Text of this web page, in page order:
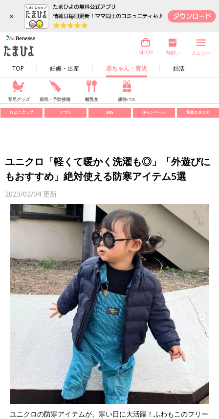
×
TOP 妊娠・出産 赤ちゃん・育児 妊活
SHOP 内祝い メニュー
育児グッズ 病気・予防接種 離乳食 優待パス
ひよこクラブ アプリ SNS キャンペーン 写真スタジオ
ユニクロ「軽くて暖かく洗濯も◎」「外遊びに
もおすすめ」絶対使える防寒アイテム5選
2023/02/04 更新
ユニクロの防寒アイテムが、寒い日に大活躍！ふわもこのフリー